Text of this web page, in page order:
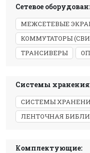
Сетевое
МЕЖСЕТЕВЫЕ
КОММУТАТОРЫ
ТРАНСИВЕРЫ
Системы
СИСТЕМЫ
ЛЕНТОЧНАЯ
Комплектующие: